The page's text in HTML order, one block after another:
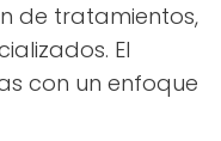
de tratamientos,
El
con un enfoque